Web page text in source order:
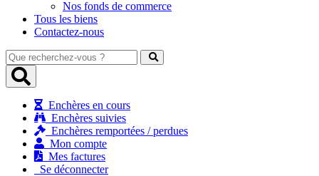
Nos fonds de commerce
Tous les biens
Contactez-nous
Que
recherchez-
vous
Enchères en cours
Enchères suivies
Enchères remportées / perdues
Mon compte
Mes factures
Se déconnecter